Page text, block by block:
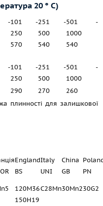
20 ° С)
-101 -
250
251 -
500
501 -
1000
570 540
540
-101 -
250
251 -
500
501 -
1000
290 270
260
плинності для залишкової
England
BS
Italy
UNI
China
GB
PN
120M36C28Mn30Mn230G2
150H19